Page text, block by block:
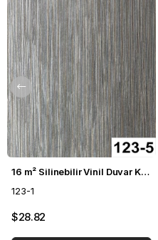
16 m² Silinebilir Vinil Duvar Kağıdı DH-123
123-1
$28.82